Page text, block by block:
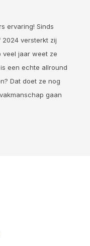
ervaring! Sinds
versterkt zij
veel jaar weet ze
een echte allround
Dat doet ze nog
gaan